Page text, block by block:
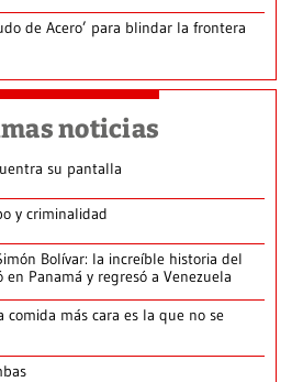
de Acero’ para blindar la frontera
noticias
su pantalla​
y criminalidad
Bolívar: la increíble historia del
Panamá y regresó a Venezuela
comida más cara es la que no se